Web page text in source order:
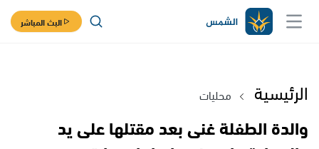
البث المباشر
الرئيسية محليات
والدة الطفلة غنى بعد مقتلها على يد